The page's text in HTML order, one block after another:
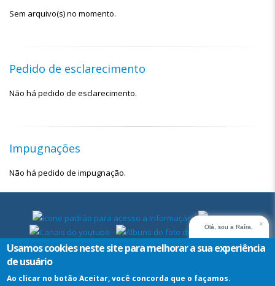
Sem arquivo(s) no momento.
Pedido de esclarecimento
Não há pedido de esclarecimento.
Impugnações
Não há pedido de impugnação.
Olá, sou a Raíra,
assistente virtual do
TRT14. Em que posso
x
Usamos cookies neste site para melhorar a sua experiência
de usuário
Ao clicar no botão Aceitar, você concorda que o façamos.